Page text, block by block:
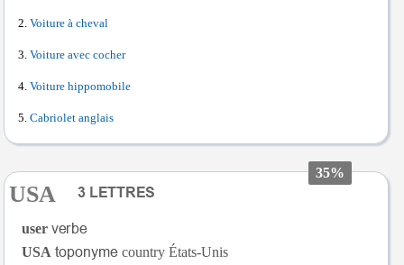
Voiture à cheval
Voiture avec cocher
Voiture hippomobile
Cabriolet anglais
35%
USA
user
USA
country États-Unis